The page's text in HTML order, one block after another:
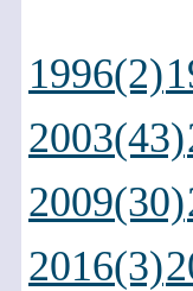
1996(2)
2003(43)
2009(30)
2016(3)